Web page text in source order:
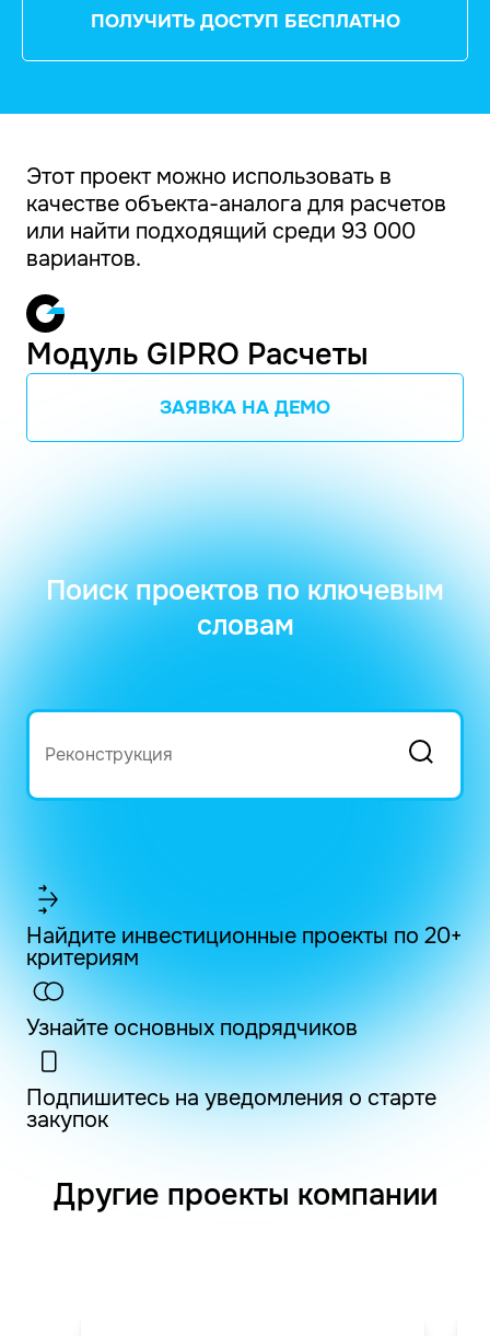
ПОЛУЧИТЬ ДОСТУП БЕСПЛАТНО
Этот проект можно использовать в
качестве объекта-аналога для расчетов
или найти подходящий среди 93 000
вариантов.
Модуль GIPRO Расчеты
ЗАЯВКА НА ДЕМО
Поиск проектов по ключевым
словам
Найдите инвестиционные проекты по 20+
критериям
Узнайте основных подрядчиков
Подпишитесь на уведомления о старте
закупок
Другие проекты компании